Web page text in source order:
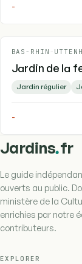
-
BAS-RHIN -
Jardin de la
Jardin régulier
-
Jardins.fr
Le guide
ouverts au public.
ministère de la
enrichies par notre
contributeurs.
EXPLORER